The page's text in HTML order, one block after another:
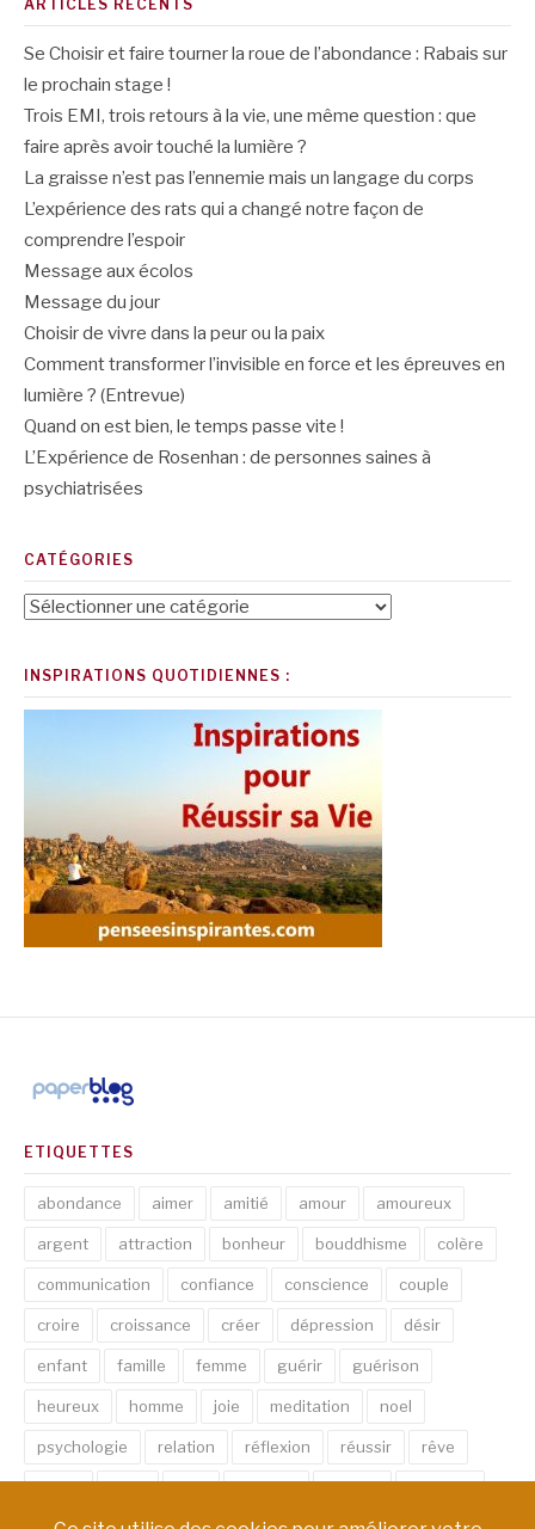
ARTICLES RÉCENTS
Se Choisir et faire tourner la roue de l’abondance : Rabais sur
le prochain stage !
Trois EMI, trois retours à la vie, une même question : que
faire après avoir touché la lumière ?
La graisse n’est pas l’ennemie mais un langage du corps
L’expérience des rats qui a changé notre façon de
comprendre l’espoir
Message aux écolos
Message du jour
Choisir de vivre dans la peur ou la paix
Comment transformer l’invisible en force et les épreuves en
lumière ? (Entrevue)
Quand on est bien, le temps passe vite !
L’Expérience de Rosenhan : de personnes saines à
psychiatrisées
CATÉGORIES
Catégories
INSPIRATIONS QUOTIDIENNES :
ETIQUETTES
abondance aimer amitié amour amoureux
argent attraction bonheur bouddhisme colère
communication confiance conscience couple
croire croissance créer dépression désir
enfant famille femme guérir guérison
heureux homme joie meditation noel
psychologie relation réflexion réussir rêve
santé sexe soin spirituel succès thérapie